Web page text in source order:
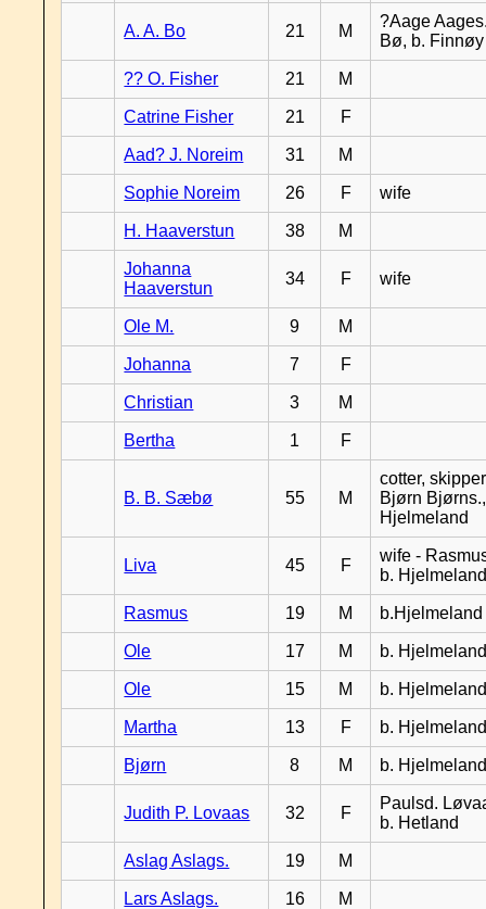
A. A. Bo 21 M
?Aage
Bø, b. Finnøy
?? O. Fisher 21 M
Catrine Fisher 21 F
Aad? J. Noreim 31 M
Sophie Noreim 26 F wife
H. Haaverstun 38 M
Johanna
Haaverstun
34 F wife
Ole M. 9 M
Johanna 7 F
Christian 3 M
Bertha 1 F
B. B. Sæbø 55 M
cotter,
Bjørn
Hjelmeland
Liva 45 F
wife -
b.
Rasmus 19 M b.Hjelmeland
Ole 17 M b.
Ole 15 M b.
Martha 13 F b.
Bjørn 8 M b.
Judith P. Lovaas 32 F
Paulsd.
b. Hetland
Aslag Aslags. 19 M
Lars Aslags. 16 M